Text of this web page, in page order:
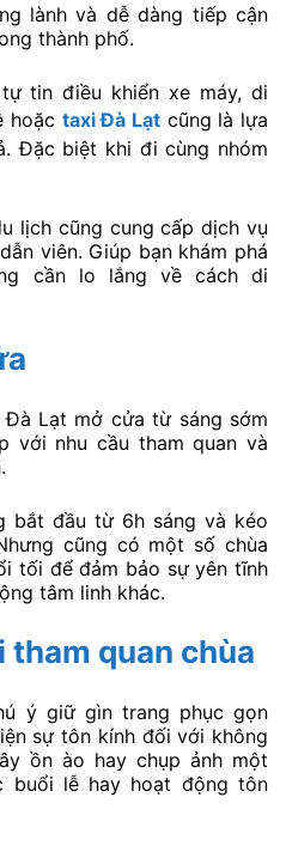
lành và dễ dàng tiếp cận
thành phố.
tin điều khiển xe máy, di
hoặc taxi Đà Lạt cũng là lựa
Đặc biệt khi đi cùng nhóm
lịch cũng cung cấp dịch vụ
viên. Giúp bạn khám phá
cần lo lắng về cách di
Lạt mở cửa từ sáng sớm
với nhu cầu tham quan và
bắt đầu từ 6h sáng và kéo
cũng có một số chùa
tối để đảm bảo sự yên tĩnh
tâm linh khác.
tham quan chùa
ý giữ gìn trang phục gọn
sự tôn kính đối với không
ồn ào hay chụp ảnh một
buổi lễ hay hoạt động tôn